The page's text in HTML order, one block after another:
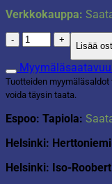
Verkkokauppa:
Tabletti
Hage
valkoinen
määrä
Lisää
Tuotteiden
voida täysin taata.
Espoo: Tapiola:
Helsinki:
Helsinki: Iso-